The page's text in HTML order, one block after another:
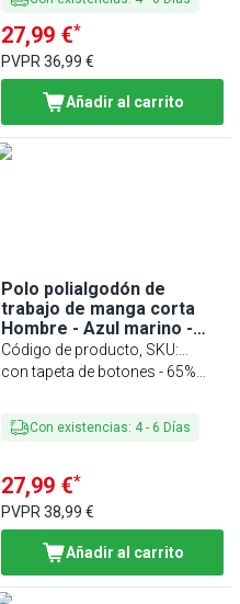
27,99 €*
PVPR36,99 €
Añadir al carrito
Polo polialgodón de
trabajo de manga corta
Hombre - Azul marino -
Talla: L - Personalizable
Código de producto, SKU:
HPSLPW-MA
con tapeta de botones - 65%
Con existencias: 4- 6 Días
27,99 €*
PVPR38,99 €
Añadir al carrito